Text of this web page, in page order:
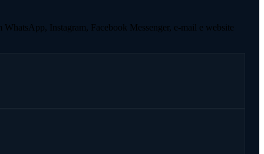
Instagram, Facebook Messenger, e-mail e website